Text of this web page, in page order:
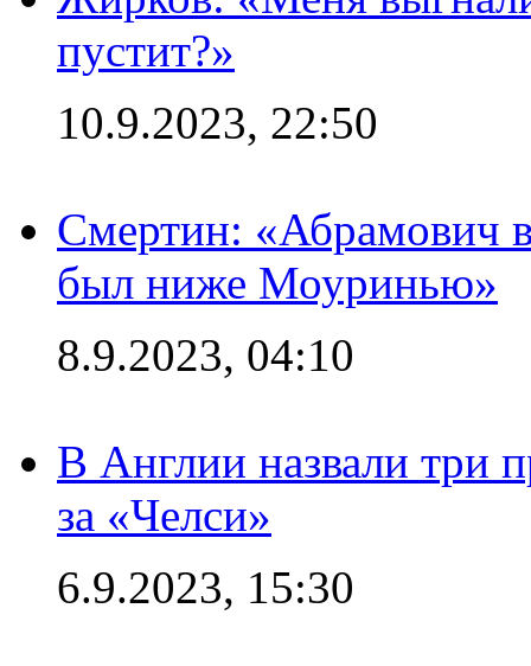
пустит?»
10.9.2023, 22:50
Смертин: «Абрамович в
был ниже Моуринью»
8.9.2023, 04:10
В Англии назвали три
за «Челси»
6.9.2023, 15:30